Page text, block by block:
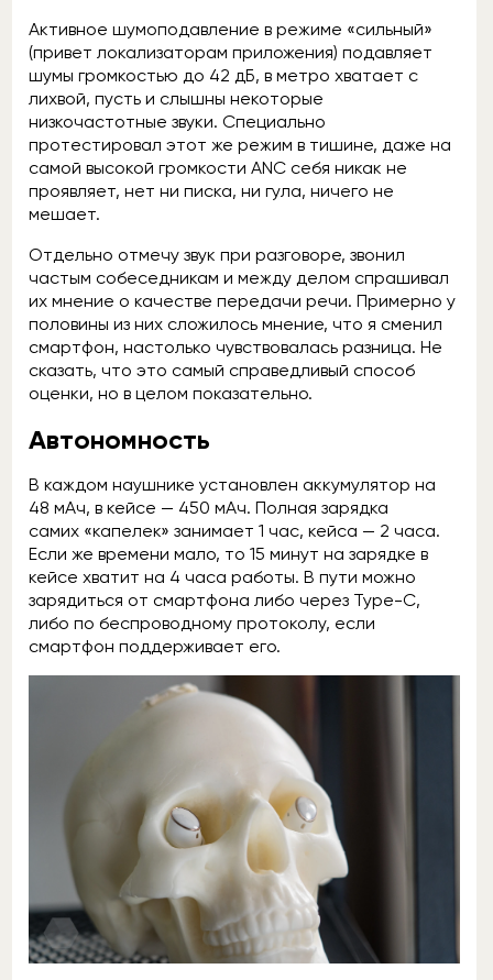
Активное шумоподавление в режиме «сильный»
(привет локализаторам приложения) подавляет
шумы громкостью до 42 дБ, в метро хватает с
лихвой, пусть и слышны некоторые
низкочастотные звуки. Специально
протестировал этот же режим в тишине, даже на
самой высокой громкости ANC себя никак не
проявляет, нет ни писка, ни гула, ничего не
мешает.
Отдельно отмечу звук при разговоре, звонил
частым собеседникам и между делом спрашивал
их мнение о качестве передачи речи. Примерно у
половины из них сложилось мнение, что я сменил
смартфон, настолько чувствовалась разница. Не
сказать, что это самый справедливый способ
оценки, но в целом показательно.
Автономность
В каждом наушнике установлен аккумулятор на
48 мАч, в кейсе — 450 мАч. Полная зарядка
самих «капелек» занимает 1 час, кейса — 2 часа.
Если же времени мало, то 15 минут на зарядке в
кейсе хватит на 4 часа работы. В пути можно
зарядиться от смартфона либо через Type-C,
либо по беспроводному протоколу, если
смартфон поддерживает его.